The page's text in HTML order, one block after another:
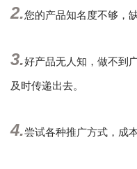
2.您的产品知名度不够，
3.好产品无人知，做不到
及时传递出去。
4.尝试各种推广方式，成